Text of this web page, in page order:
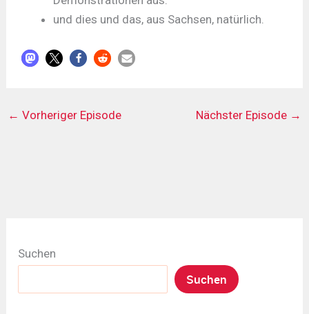
und dies und das, aus Sachsen, natürlich.
← Vorheriger Episode Nächster Episode →
Suchen
Suchen